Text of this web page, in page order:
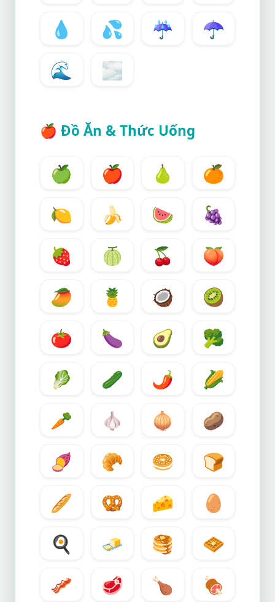
💧
💦 ☔
☂️
🌊
🌫️
🍎 Đồ Ăn & Thức Uống
🍏 🍎 🍐
🍊
🍋
🍌 🍉
🍇
🍓
🍈 🍒
🍑
🥭
🍍 🥥
🥝
🍅
🍆 🥑
🥦
🥬
🥒 🌶️
🌽
🥕
🧄 🧅
🥔
🍠
🥐 🥯
🍞
🥖
🥨 🧀
🥚
🍳
🧈 🥞
🧇
🥓
🥩 🍗
🍖